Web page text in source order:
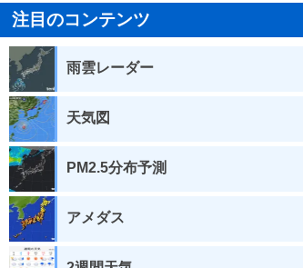
注目のコンテンツ
雨雲レーダー
天気図
PM2.5分布予測
アメダス